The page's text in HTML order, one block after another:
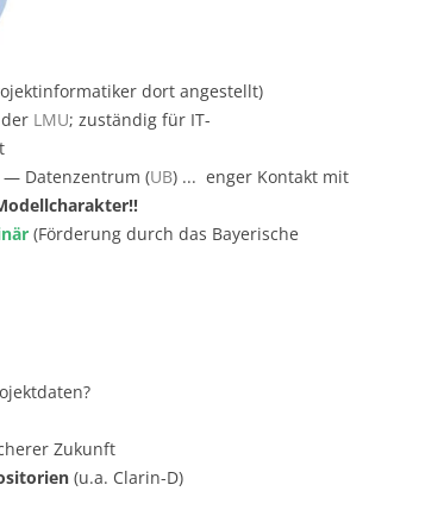
dort angestellt)
LMU; zuständig für IT-
— Datenzentrum (UB) ... enger Kontakt mit
(Förderung durch das Bayerische
Zukunft
(u.a. Clarin-D)